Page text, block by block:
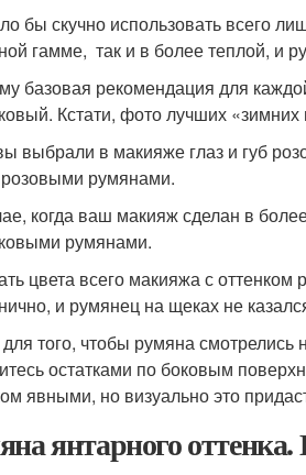
бы скучно использовать всего
гамме, так и в более теплой, и
базовая рекомендация для
Кстати, фото лучших
выбрали в макияже глаз и губ
румянами.
когда ваш макияж сделан в
румянами.
цвета всего макияжа с
и румянец на щеках не
того, чтобы румяна
остатками по боковым
явными, но визуально это
янтарного